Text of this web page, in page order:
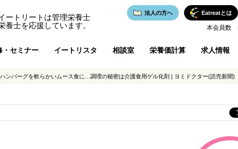
ートリートは管理栄養士
養士を応援しています。
Eatreatとは
法人の方へ
本会員数
・セミナー イートリスタ 相談室 栄養価計算 求人情報
ハンバーグを軟らかいムース食に…調理の秘密は介護食用ゲル化剤 | ヨミドクター(読売新聞)